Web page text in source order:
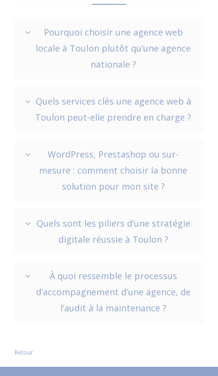
Pourquoi choisir une agence web
locale à Toulon plutôt qu’une agence
nationale ?
Quels services clés une agence web à
Toulon peut-elle prendre en charge ?
WordPress, Prestashop ou sur-
mesure : comment choisir la bonne
solution pour mon site ?
Quels sont les piliers d’une stratégie
digitale réussie à Toulon ?
À quoi ressemble le processus
d’accompagnement d’une agence, de
l’audit à la maintenance ?
Retour